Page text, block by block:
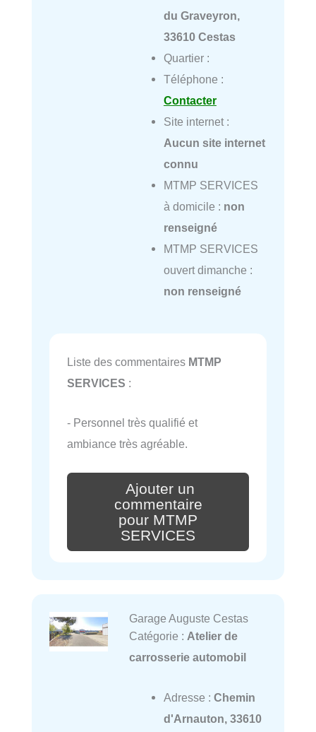
du Graveyron,
33610 Cestas
Quartier :
Téléphone :
Contacter
Site internet :
Aucun site internet
connu
MTMP SERVICES
à domicile : non
renseigné
MTMP SERVICES
ouvert dimanche :
non renseigné
Liste des commentaires MTMP
SERVICES :
- Personnel très qualifié et
ambiance très agréable.
Ajouter un
commentaire
pour MTMP
SERVICES
Garage Auguste Cestas
Catégorie : Atelier de
carrosserie automobil
Adresse : Chemin
d'Arnauton, 33610